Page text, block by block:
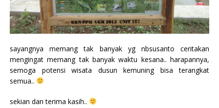
sayangnya memang tak banyak yg nbsusanto ceritakan
mengingat memang tak banyak waktu kesana.. harapannya,
semoga potensi wisata dusun kemuning bisa terangkat
semua..
sekian dan terima kasih..